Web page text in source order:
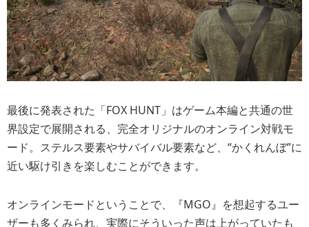
最後に発表された「FOX HUNT」はゲーム本編と共通の世
界設定で展開される、完全オリジナルのオンライン対戦モ
ード。ステルス要素やサバイバル要素など、“かくれんぼ”に
近い駆け引きを楽しむことができます。
オンラインモードということで、『MGO』を想起するユー
ザーも多くみられ、実際にそういった声は上がっていたも